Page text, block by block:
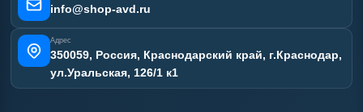
info@shop-avd.ru
Адрес
350059, Россия, Краснодарский край, г.Краснодар,
ул.Уральская, 126/1 к1